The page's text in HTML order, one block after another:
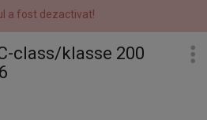
a fost dezactivat!
class/klasse 200